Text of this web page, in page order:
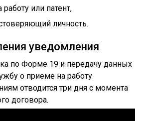
или патент,
личность.
уведомления
по Форме 19 и передачу данных
о приеме на работу
отводится три дня с момента
договора.